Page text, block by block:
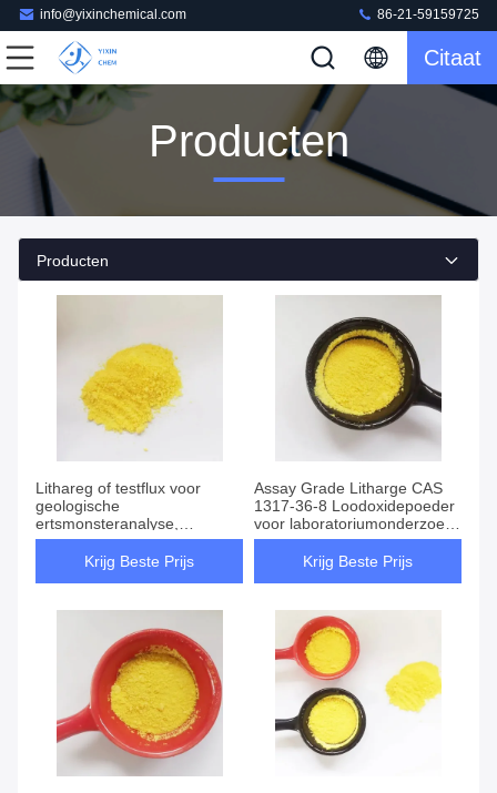
info@yixinchemical.com 86-21-59159725
Citaat
Producten
Producten
Lithareg of testflux voor
geologische
ertsmonsteranalyse,
loodmonoxide voor metalen
Krijg Beste Prijs
Assay Grade Litharge CAS
1317-36-8 Loodoxidepoeder
voor laboratoriumonderzoek
met behulp van edelmetaal
Krijg Beste Prijs